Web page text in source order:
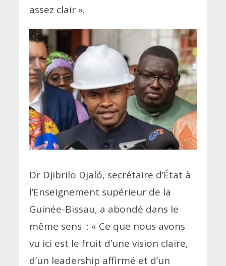
assez clair ».
Dr Djibrilo Djaló, secrétaire d’État à
l’Enseignement supérieur de la
Guinée-Bissau, a abondé dans le
même sens : « Ce que nous avons
vu ici est le fruit d’une vision claire,
d’un leadership affirmé et d’un